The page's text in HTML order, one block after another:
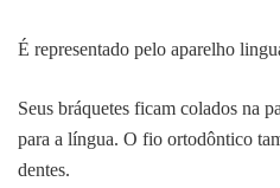
É representado pelo aparelho
Seus bráquetes ficam colados na
para a língua. O fio ortodôntico
dentes.